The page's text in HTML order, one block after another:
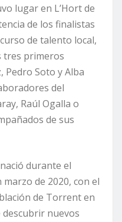
lugar en L’Hort de
de los finalistas
de talento local,
tres primeros
Pedro Soto y Alba
del
Raúl Ogalla o
de sus
durante el
de 2020, con el
de Torrent en
descubrir nuevos